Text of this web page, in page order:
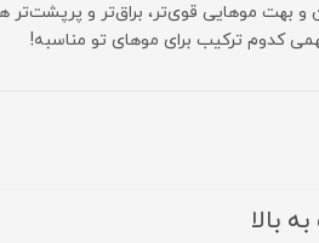
بهت موهایی قوی‌تر، براق‌تر و پرپشت‌تر
کدوم ترکیب برای موهای تو مناسبه!
بالا